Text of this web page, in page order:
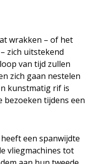
wrakken – of het
zich uitstekend
van tijd zullen
zich gaan nestelen
kunstmatig rif is
bezoeken tijdens een
een spanwijdte
vliegmachines tot